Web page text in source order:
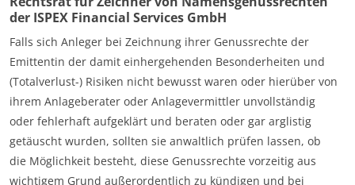
der ISPEX Financial Services GmbH
Falls sich Anleger bei Zeichnung ihrer Genussrechte der
Emittentin der damit einhergehenden Besonderheiten und
(Totalverlust-) Risiken nicht bewusst waren oder hierüber von
ihrem Anlageberater oder Anlagevermittler unvollständig
oder fehlerhaft aufgeklärt und beraten oder gar arglistig
getäuscht wurden, sollten sie anwaltlich prüfen lassen, ob
die Möglichkeit besteht, diese Genussrechte vorzeitig aus
wichtigem Grund außerordentlich zu kündigen und bei